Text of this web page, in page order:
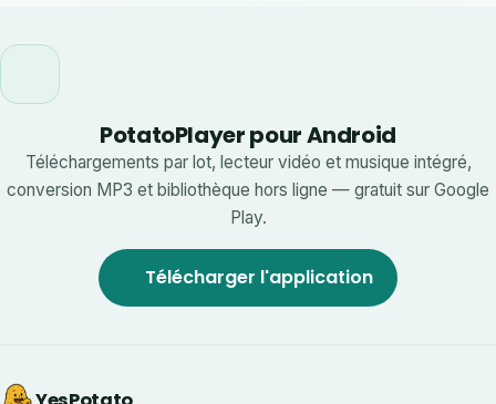
PotatoPlayer pour Android
Téléchargements par lot, lecteur vidéo et musique intégré,
conversion MP3 et bibliothèque hors ligne — gratuit sur Google
Play.
Télécharger l'application